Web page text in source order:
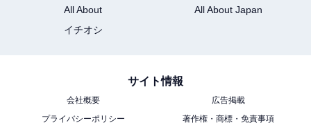
All About
All About Japan
イチオシ
サイト情報
会社概要
広告掲載
プライバシーポリシー
著作権・商標・免責事項